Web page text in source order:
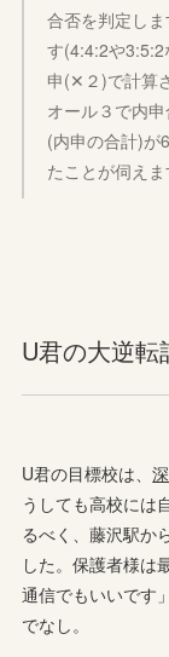
合否を判定し
す(4:4:2や3:5:2
申(✕２)で計算
オール３で内
(内申の合計)が
たことが伺えま
U君の大逆転
U君の目標校は、
うしても高校には
るべく、藤沢駅か
した。保護者様は
通信でもいいです
でなし。